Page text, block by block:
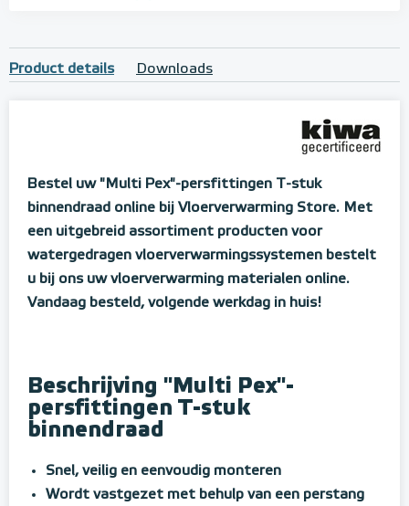
Product details Downloads
Bestel uw "Multi Pex"-persfittingen T-stuk
binnendraad online bij Vloerverwarming Store. Met
een uitgebreid assortiment producten voor
watergedragen vloerverwarmingssystemen bestelt
u bij ons uw vloerverwarming materialen online.
Vandaag besteld, volgende werkdag in huis!
Beschrijving "Multi Pex"-
persfittingen T-stuk
binnendraad
Snel, veilig en eenvoudig monteren
Wordt vastgezet met behulp van een perstang